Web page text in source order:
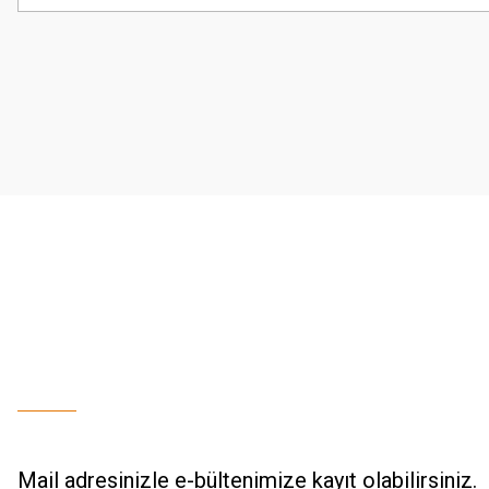
Görüş ve önerileriniz için teşekkür ederiz.
Mail adresinizle e-bültenimize kayıt olabilirsiniz.